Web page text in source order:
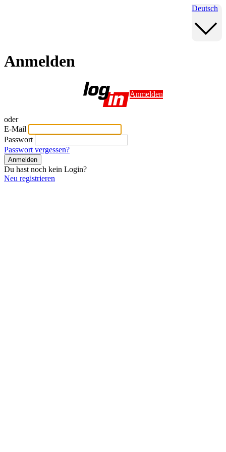
Deutsch
Anmelden
Anmelden
oder
E-Mail
Passwort
Passwort vergessen?
Anmelden
Du hast noch kein Login?
Neu registrieren